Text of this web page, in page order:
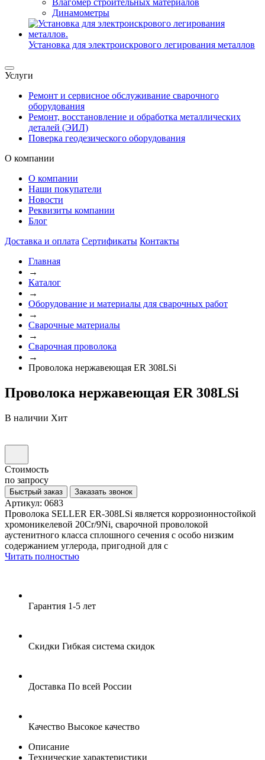
Влагомер строительных материалов
Динамометры
Установка для электроискрового легирования металлов
Услуги
Ремонт и сервисное обслуживание сварочного
оборудования
Ремонт, восстановление и обработка металлических
деталей (ЭИЛ)
Поверка геодезического оборудования
О компании
О компании
Наши покупатели
Новости
Реквизиты компании
Блог
Доставка и оплата Сертификаты Контакты
Главная
→
Каталог
→
Оборудование и материалы для сварочных работ
→
Сварочные материалы
→
Сварочная проволока
→
Проволока нержавеющая ER 308LSi
Проволока нержавеющая ER 308LSi
В наличии Хит
Стоимость
по запросу
Быстрый заказ Заказать звонок
Артикул: 0683
Проволока SELLER ER-308LSi является коррозионностойкой
хромоникелевой 20Cr/9Ni, сварочной проволокой
аустенитного класса сплошного сечения с особо низким
содержанием углерода, пригодной для с
Читать полностью
Гарантия 1-5 лет
Скидки Гибкая система скидок
Доставка По всей России
Качество Высокое качество
Описание
Технические характеристики